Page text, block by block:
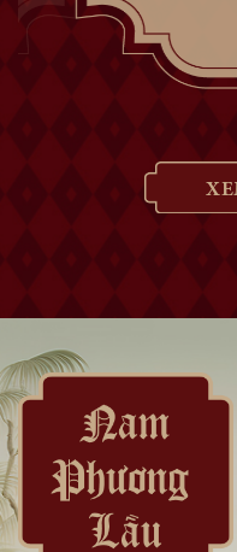
niệm cổ kính.
Style) là một phong
sứ mệnh kết